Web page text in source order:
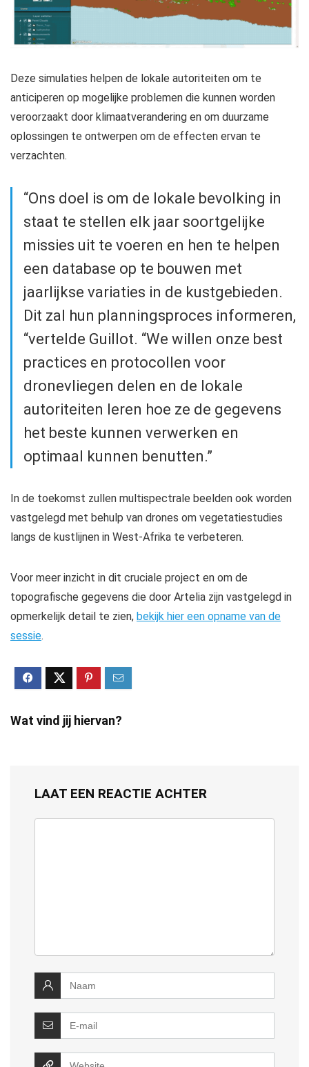
Deze simulaties helpen de lokale autoriteiten om te
anticiperen op mogelijke problemen die kunnen worden
veroorzaakt door klimaatverandering en om duurzame
oplossingen te ontwerpen om de effecten ervan te
verzachten.
“Ons doel is om de lokale bevolking in
staat te stellen elk jaar soortgelijke
missies uit te voeren en hen te helpen
een database op te bouwen met
jaarlijkse variaties in de kustgebieden.
Dit zal hun planningsproces informeren,
“vertelde Guillot. “We willen onze best
practices en protocollen voor
dronevliegen delen en de lokale
autoriteiten leren hoe ze de gegevens
het beste kunnen verwerken en
optimaal kunnen benutten.”
In de toekomst zullen multispectrale beelden ook worden
vastgelegd met behulp van drones om vegetatiestudies
langs de kustlijnen in West-Afrika te verbeteren.
Voor meer inzicht in dit cruciale project en om de
topografische gegevens die door Artelia zijn vastgelegd in
opmerkelijk detail te zien, bekijk hier een opname van de
sessie.
Wat vind jij hiervan?
LAAT EEN REACTIE ACHTER